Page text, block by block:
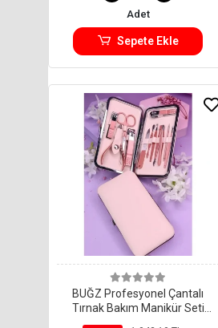
Adet
Sepete Ekle
BUĞZ Profesyonel Çantalı
Tırnak Bakım Manikür Seti
Pembe Renk 12 Parça